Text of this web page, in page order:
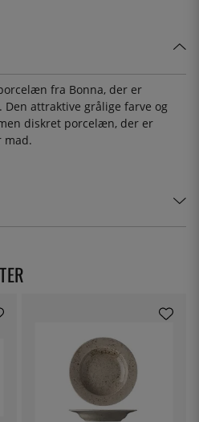
fra Bonna, der er
attraktive grålige farve og
diskret porcelæn, der er
mad.